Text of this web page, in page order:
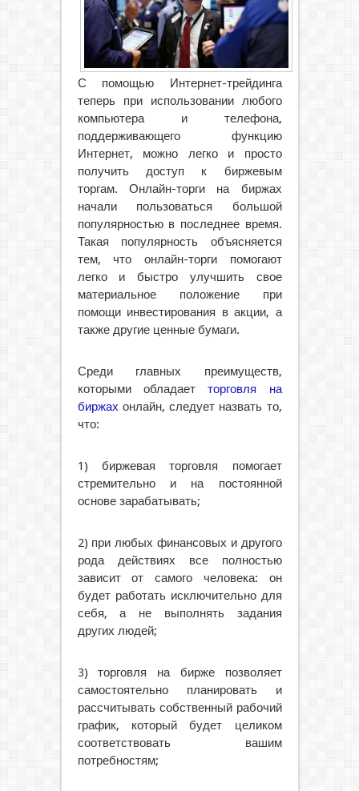
С помощью Интернет-трейдинга
теперь при использовании любого
компьютера и телефона,
поддерживающего функцию
Интернет, можно легко и просто
получить доступ к биржевым
торгам. Онлайн-торги на биржах
начали пользоваться большой
популярностью в последнее время.
Такая популярность объясняется
тем, что онлайн-торги помогают
легко и быстро улучшить свое
материальное положение при
помощи инвестирования в акции, а
также другие ценные бумаги.
Среди главных преимуществ,
которыми обладаетторговля на
биржах онлайн, следует назвать то,
что:
1) биржевая торговля помогает
стремительно и на постоянной
основе зарабатывать;
2) при любых финансовых и другого
рода действиях все полностью
зависит от самого человека: он
будет работать исключительно для
себя, а не выполнять задания
других людей;
3) торговля на бирже позволяет
самостоятельно планировать и
рассчитывать собственный рабочий
график, который будет целиком
соответствовать вашим
потребностям;